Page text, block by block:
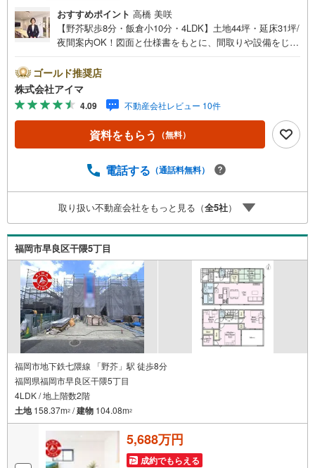
おすすめポイント 高橋 美咲
【野芥駅歩8分・飯倉小10分・4LDK】土地44坪・延床31坪/
夜間案内OK！図面と仕様書をもとに、間取りや設備をじっ
DK18帖以上。土地約44坪・延床約31坪と、暮らしの広さを
数字でご確認いただけます。■品質・保証住まいの品質を支
える裏付けです。基礎は面で支えるベタ基礎。地盤調査を
実施済み。設計住宅性能評価を取得。ほかに建設住宅性能
評価付・築2年以内・外壁サイディングも備えます。■防犯
対策留守中も夜も頼れる防犯設備です。複製されにくいデ
ったまま開錠できるタッチキー。ほかにカードキーも備え
関と提携/最長50年の返済プランもご用意平日も夜間もご見
学OK/ご自宅・最寄り駅まで送迎無料/オンライン相談OK
「見るだけ」「ローン相談だけ」でも歓迎します他社でロ
ーンが難しいと言われた方、転職後で審査にご不安の方も
ご相談ください
ゴールド推奨店
株式会社アイマ
4.09 不動産会社レビュー 10件
資料をもらう （無料）
電話する （通話料無料）
取り扱い不動産会社をもっと見る（全5社）
福岡市早良区干隈5丁目
福岡市地下鉄七隈線 「野芥」駅 徒歩8分
福岡県福岡市早良区干隈5丁目
4LDK / 地上階数2階
土地158.37m2 /建物 104.08m2
5,688万円
成約でもらえる